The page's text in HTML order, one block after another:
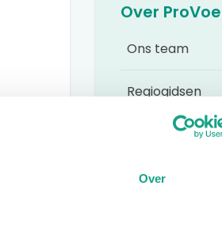
Over
Over
Ons team
Regiogidsen
Beleidsplan
ProVoet